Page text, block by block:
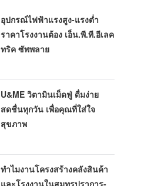
อุปกรณ์ไฟฟ้าแรงสูง-แรงต่ำ
ราคาโรงงานต้อง เอ็น.พี.ที.อีเลค
ทริค ซัพพลาย
U&ME วิตามินเม็ดฟู่ ดื่มง่าย
สดชื่นทุกวัน เพื่อคุณที่ใส่ใจ
สุขภาพ
ทำไมงานโครงสร้างคลังสินค้า
และโรงงานในสมุทรปราการ-